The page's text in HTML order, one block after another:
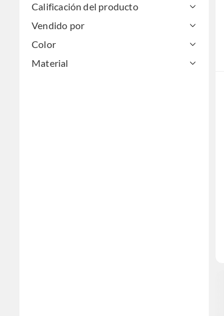
Calificación del producto
Vendido por
Color
Material